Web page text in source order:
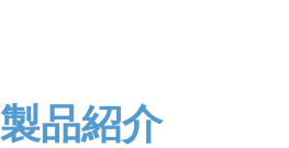
製品紹介